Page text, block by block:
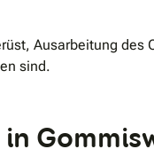
Ausarbeitung
sind.